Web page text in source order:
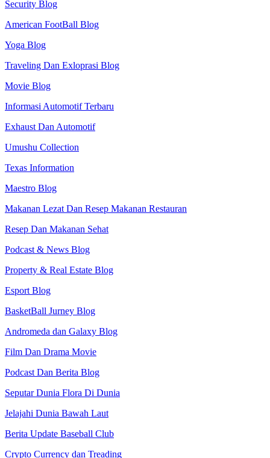
Security Blog
American FootBall Blog
Yoga Blog
Traveling Dan Exloprasi Blog
Movie Blog
Informasi Automotif Terbaru
Exhaust Dan Automotif
Umushu Collection
Texas Information
Maestro Blog
Makanan Lezat Dan Resep Makanan Restauran
Resep Dan Makanan Sehat
Podcast & News Blog
Property & Real Estate Blog
Esport Blog
BasketBall Jurney Blog
Andromeda dan Galaxy Blog
Film Dan Drama Movie
Podcast Dan Berita Blog
Seputar Dunia Flora Di Dunia
Jelajahi Dunia Bawah Laut
Berita Update Baseball Club
Crypto Currency dan Treading